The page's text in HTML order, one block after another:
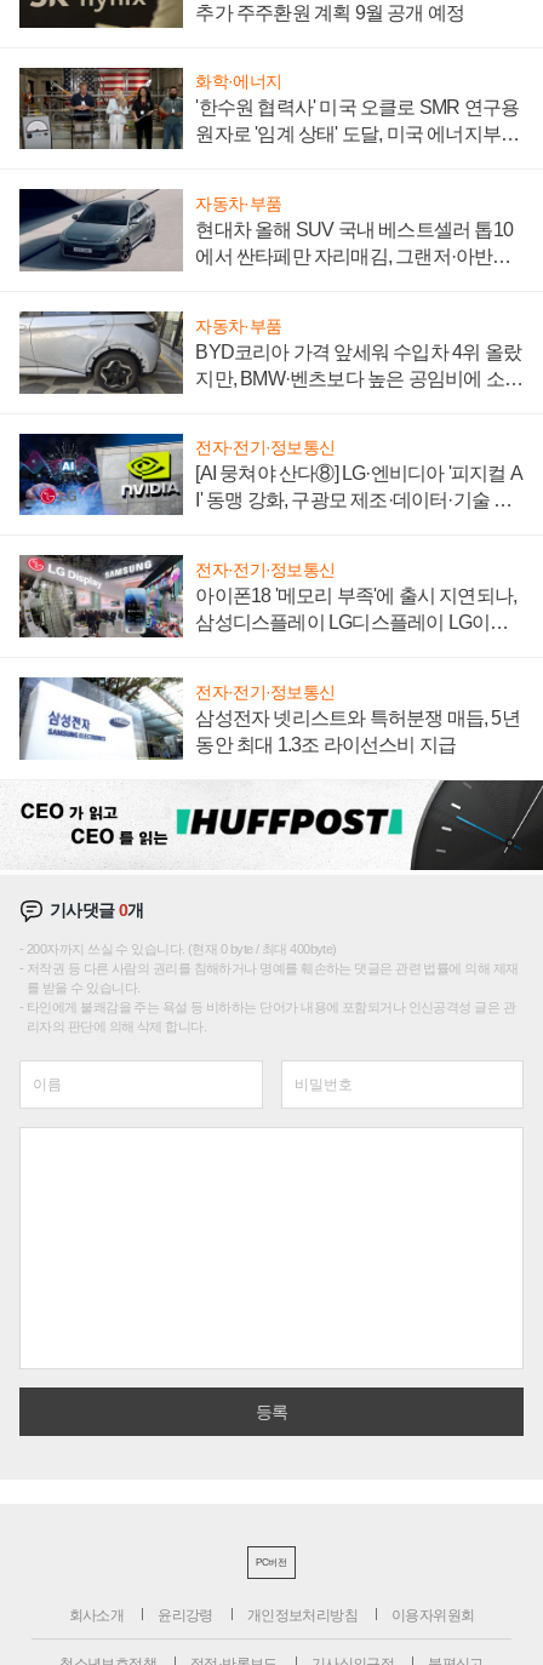
추가 주주환원 계획 9월 공개 예정
화학·에너지
'한수원 협력사' 미국 오클로 SMR 연구용
원자로 '임계 상태' 도달, 미국 에너지부
자동차·부품
현대차 올해 SUV 국내 베스트셀러 톱10
에서 싼타페만 자리매김, 그랜저·아반떼
자동차·부품
BYD코리아 가격 앞세워 수입차 4위 올랐
지만, BMW·벤츠보다 높은 공임비에 소비
전자·전기·정보통신
[AI 뭉쳐야 산다⑧] LG·엔비디아 '피지컬 A
I' 동맹 강화, 구광모 제조·데이터·기술 결
전자·전기·정보통신
아이폰18 '메모리 부족'에 출시 지연되나,
삼성디스플레이 LG디스플레이 LG이노
전자·전기·정보통신
삼성전자 넷리스트와 특허분쟁 매듭, 5년
동안 최대 1.3조 라이선스비 지급
기사댓글0개
200자까지 쓰실 수 있습니다. (현재 0 byte / 최대 400byte)
저작권 등 다른 사람의 권리를 침해하거나 명예를 훼손하는 댓글은 관련 법률에 의해 제재
를 받을 수 있습니다.
타인에게 불쾌감을 주는 욕설 등 비하하는 단어가 내용에 포함되거나 인신공격성 글은 관
리자의 판단에 의해 삭제 합니다.
PC버전
회사소개 윤리강령 개인정보처리방침 이용자위원회